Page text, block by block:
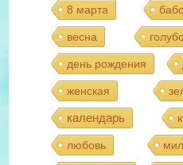
8 марта
весна
день рождения
женская
календарь
любовь